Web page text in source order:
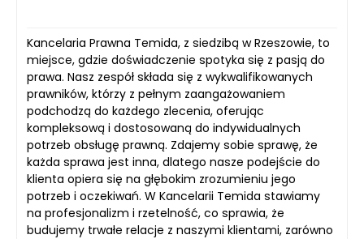
Kancelaria Prawna Temida, z siedzibą w Rzeszowie, to
miejsce, gdzie doświadczenie spotyka się z pasją do
prawa. Nasz zespół składa się z wykwalifikowanych
prawników, którzy z pełnym zaangażowaniem
podchodzą do każdego zlecenia, oferując
kompleksową i dostosowaną do indywidualnych
potrzeb obsługę prawną. Zdajemy sobie sprawę, że
każda sprawa jest inna, dlatego nasze podejście do
klienta opiera się na głębokim zrozumieniu jego
potrzeb i oczekiwań. W Kancelarii Temida stawiamy
na profesjonalizm i rzetelność, co sprawia, że
budujemy trwałe relacje z naszymi klientami, zarówno